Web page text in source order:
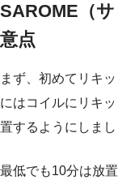
SAROME（
意点
まず、初めてリキ
にはコイルにリキ
置するようにしまし
最低でも10分は放